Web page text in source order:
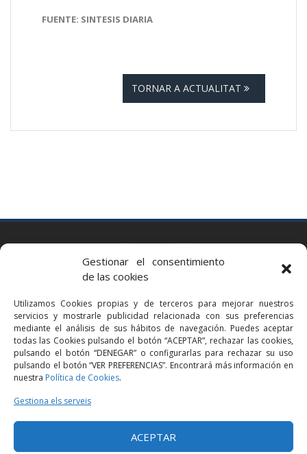
Gestionar el consentimiento
de las cookies
Utilizamos Cookies propias y de terceros para mejorar nuestros
servicios y mostrarle publicidad relacionada con sus preferencias
mediante el análisis de sus hábitos de navegación. Puedes aceptar
todas las Cookies pulsando el botón “ACEPTAR”, rechazar las cookies,
pulsando el botón “DENEGAR” o configurarlas para rechazar su uso
pulsando el botón “VER PREFERENCIAS”. Encontrará más información en
nuestra Política de Cookies.
Gestiona els serveis
ACEPTAR
FUENTE: SINTESIS DIARIA
TORNAR A ACTUALITAT
Via Augusta 2 bis, 3º, 08006 Barcelona
bcn@bellavistalegal.eu
GRANOLLERS
C/ Sant Jaume, 16 1r, 08401 Granollers (Bcn)
+34 93 860 39 60
grn@bellavistalegal.eu
MADRID
C/ Serrano 114, 2º izq. 28006 Madrid.
+34 91 431 98 21 | +34 91 431 98 95